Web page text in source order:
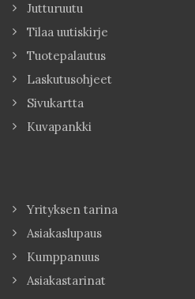
Jutturuutu
Tilaa uutiskirje
Tuotepalautus
Laskutusohjeet
Sivukartta
Kuvapankki
Yrityksen tarina
Asiakaslupaus
Kumppanuus
Asiakastarinat